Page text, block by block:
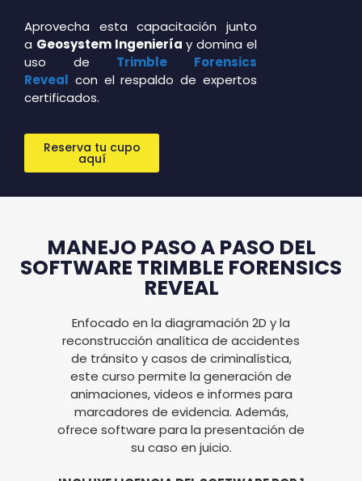
Aprovecha esta capacitación junto
a Geosystem Ingeniería y domina el
uso de Trimble Forensics
Reveal con el respaldo de expertos
certificados.
Reserva tu cupo
aquí
MANEJO PASO A PASO DEL
SOFTWARE TRIMBLE FORENSICS
REVEAL
Enfocado en la diagramación 2D y la
reconstrucción analítica de accidentes
de tránsito y casos de criminalística,
este curso permite la generación de
animaciones, videos e informes para
marcadores de evidencia. Además,
ofrece software para la presentación de
su caso en juicio.